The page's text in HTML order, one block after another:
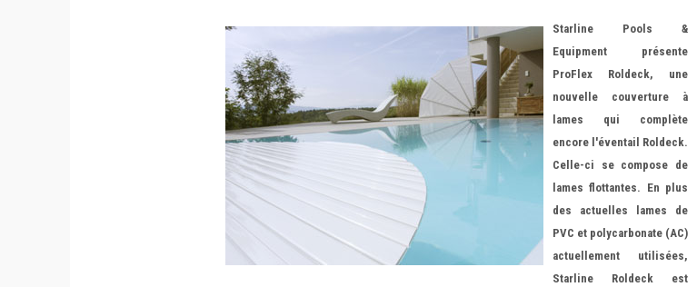
Starline Pools &
Equipment présente
ProFlex Roldeck, une
nouvelle couverture à
lames qui complète
encore l'éventail Roldeck.
Celle-ci se compose de
lames flottantes. En plus
des actuelles lames de
PVC et polycarbonate (AC)
actuellement utilisées,
Starline Roldeck est